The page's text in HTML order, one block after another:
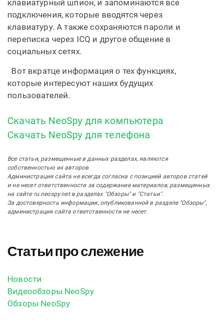
клавиатурный шпион, и запоминаются все
подключения, которые вводятся через
клавиатуру. А также сохраняются пароли и
переписка через ICQ и другое общение в
социальных сетях.
Вот вкратце информация о тех функциях,
которые интересуют наших будущих
пользователей.
Скачать NeoSpy для компьютера
Скачать NeoSpy для телефона
Все статьи, размещенные в данных разделах, являются
собственностью их авторов.
Администрация сайта не всегда согласна с позицией авторов статей
и не несет ответственности за содержание материалов, размещенных
на сайте ru.neospy.net в разделах "Обзоры" и "Статьи".
За достоверность информации, опубликованной в разделе "Обзоры",
администрация сайта ответственности не несет.
Статьи про слежение
Новости
Видеообзоры NeoSpy
Обзоры NeoSpy